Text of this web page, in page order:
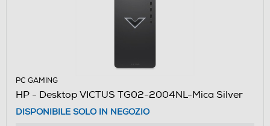
PC GAMING
HP - Desktop VICTUS TG02-2004NL-Mica Silver
DISPONIBILE SOLO IN NEGOZIO